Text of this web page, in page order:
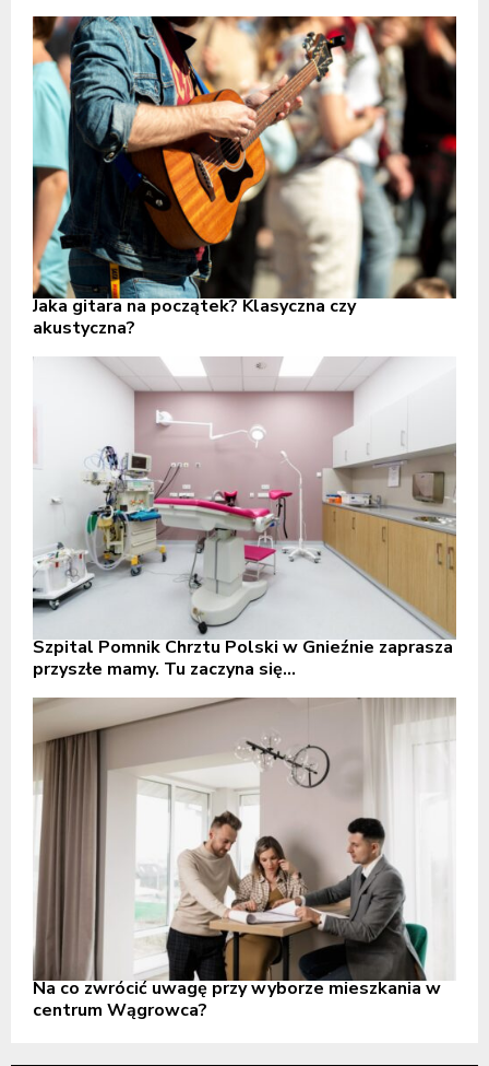
Jaka gitara na początek? Klasyczna czy
akustyczna?
Szpital Pomnik Chrztu Polski w Gnieźnie zaprasza
przyszłe mamy. Tu zaczyna się...
Na co zwrócić uwagę przy wyborze mieszkania w
centrum Wągrowca?